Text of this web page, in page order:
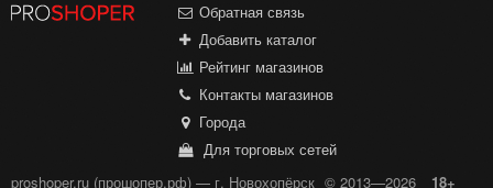
Обратная связь
Добавить каталог
Рейтинг магазинов
Контакты магазинов
Города
Для торговых сетей
proshoper.ru (прошопер.рф) — г. Новохопёрск © 2013—2026 18+